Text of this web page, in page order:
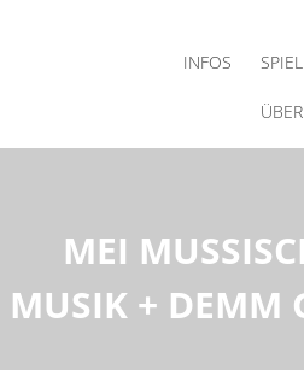
INFOS
MEI
MUSIK + DEMM